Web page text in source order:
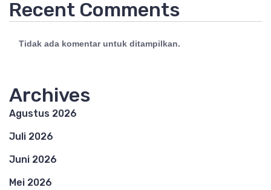
Recent Comments
Tidak ada komentar untuk ditampilkan.
Archives
Agustus 2026
Juli 2026
Juni 2026
Mei 2026